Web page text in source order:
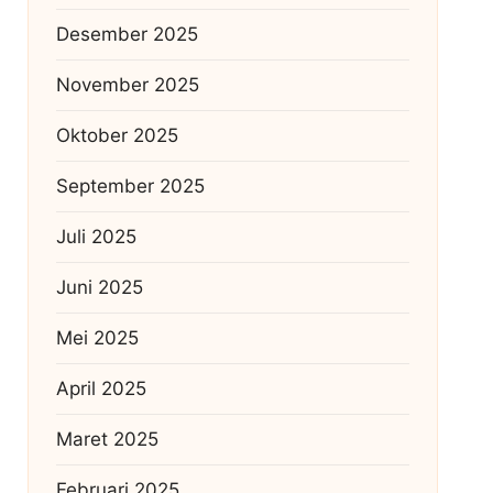
Desember 2025
November 2025
Oktober 2025
September 2025
Juli 2025
Juni 2025
Mei 2025
April 2025
Maret 2025